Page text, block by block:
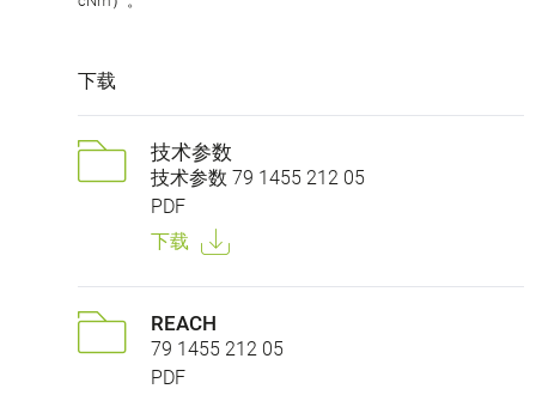
下载
技术参数
技术参数 79 1455 212 05
PDF
下载
REACH
79 1455 212 05
PDF